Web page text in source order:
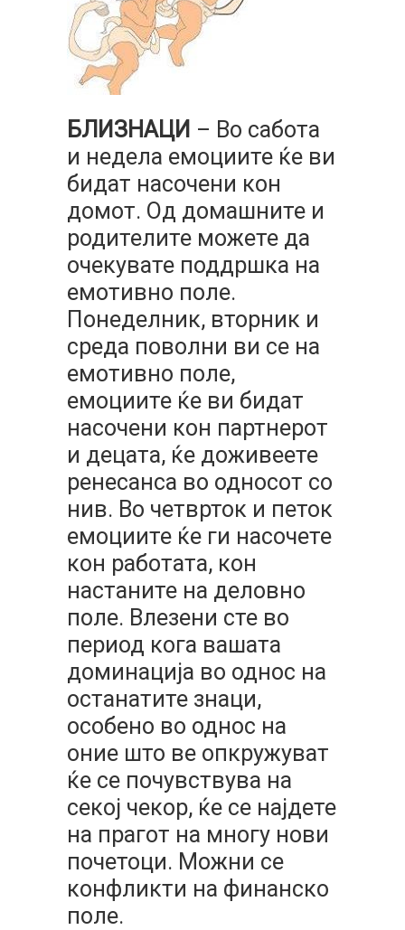
БЛИЗНАЦИ – Во сабота
и недела емоциите ќе ви
бидат насочени кон
домот. Од домашните и
родителите можете да
очекувате поддршка на
емотивно поле.
Понеделник, вторник и
среда поволни ви се на
емотивно поле,
емоциите ќе ви бидат
насочени кон партнерот
и децата, ќе доживеете
ренесанса во односот со
нив. Во четврток и петок
емоциите ќе ги насочете
кон работата, кон
настаните на деловно
поле. Влезени сте во
период кога вашата
доминација во однос на
останатите знаци,
особено во однос на
оние што ве опкружуват
ќе се почувствува на
секој чекор, ќе се најдете
на прагот на многу нови
почетоци. Можни се
конфликти на финанско
поле.